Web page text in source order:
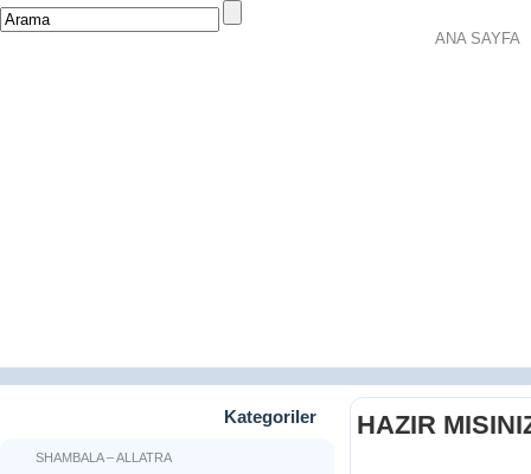
ANA SAYFA
HAZIR
Kategoriler
SHAMBALA – ALLATRA